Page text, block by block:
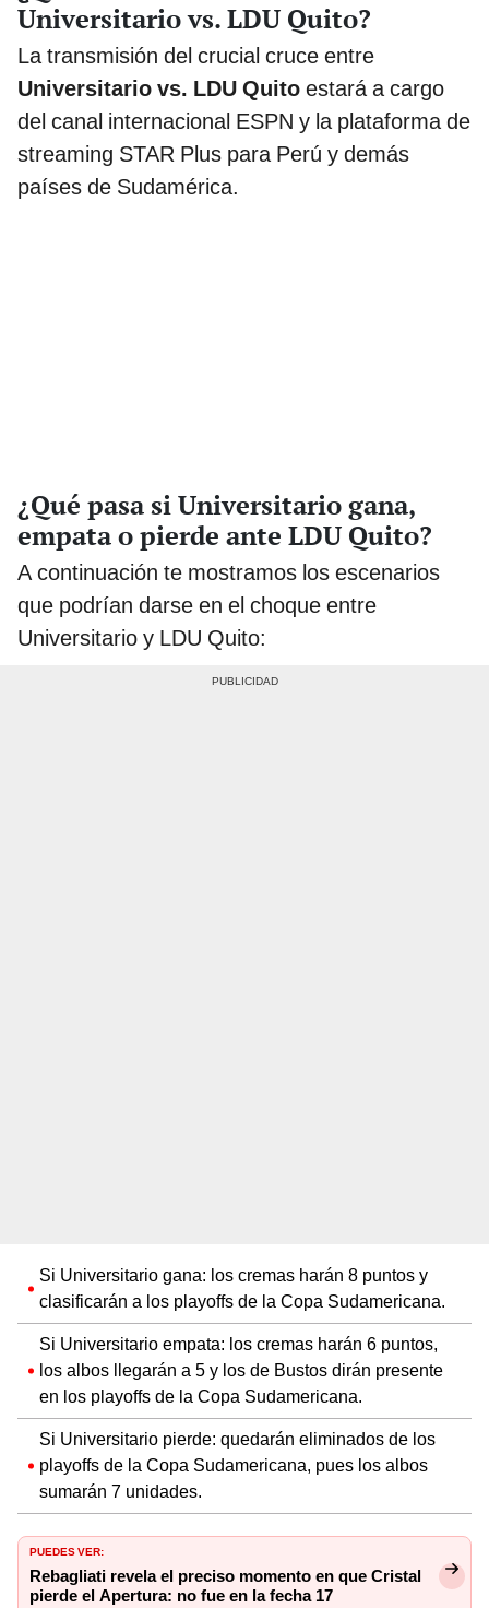
Universitario vs. LDU Quito?
La transmisión del crucial cruce entre
Universitario vs. LDU Quito estará a cargo
del canal internacional ESPN y la plataforma de
streaming STAR Plus para Perú y demás
países de Sudamérica.
¿Qué pasa si Universitario gana,
empata o pierde ante LDU Quito?
A continuación te mostramos los escenarios
que podrían darse en el choque entre
Universitario y LDU Quito:
Si Universitario gana: los cremas harán 8 puntos y
clasificarán a los playoffs de la Copa Sudamericana.
Si Universitario empata: los cremas harán 6 puntos,
los albos llegarán a 5 y los de Bustos dirán presente
en los playoffs de la Copa Sudamericana.
Si Universitario pierde: quedarán eliminados de los
playoffs de la Copa Sudamericana, pues los albos
sumarán 7 unidades.
PUEDES VER:
Rebagliati revela el preciso momento en que Cristal
pierde el Apertura: no fue en la fecha 17